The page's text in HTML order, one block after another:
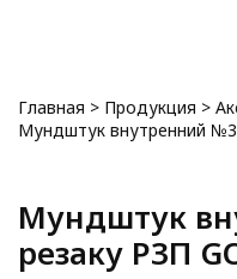
Главная > Продукция >
Мундштук внутренний
Мундштук
резаку Р3П